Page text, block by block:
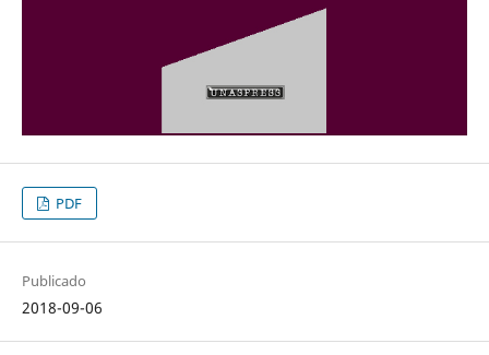
PDF
Publicado
2018-09-06